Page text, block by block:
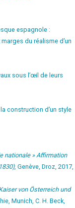
espagnole :
du réalisme d’un
sous l’œil de leurs
construction d’un style
nationale » Affirmation
, Genève, Droz, 2017,
von Österreich und
Munich, C. H. Beck,